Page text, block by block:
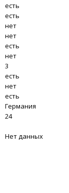
есть
есть
нет
нет
есть
нет
3
есть
нет
есть
Германия
24
Нет данных